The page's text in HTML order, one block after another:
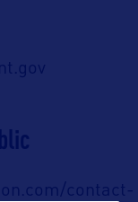
contact-